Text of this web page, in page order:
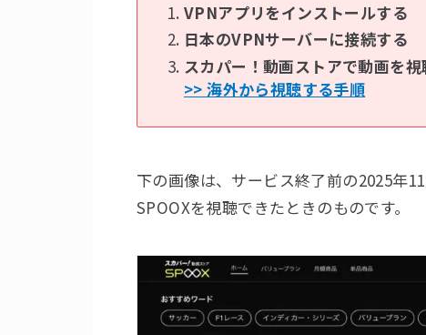
VPNアプリをインストールする
日本のVPNサーバーに接続する
スカパー！動画ストアで動画を視
>> 海外から視聴する手順
下の画像は、サービス終了前の2025年11
SPOOXを視聴できたときのものです。